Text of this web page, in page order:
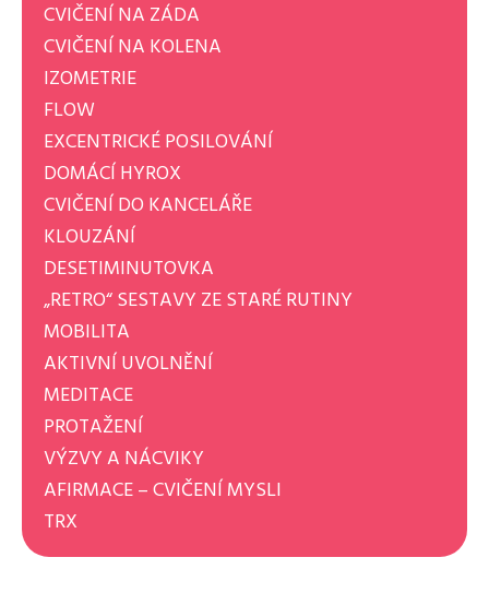
CVIČENÍ NA ZÁDA
CVIČENÍ NA KOLENA
IZOMETRIE
FLOW
EXCENTRICKÉ POSILOVÁNÍ
DOMÁCÍ HYROX
CVIČENÍ DO KANCELÁŘE
KLOUZÁNÍ
DESETIMINUTOVKA
„RETRO“ SESTAVY ZE STARÉ RUTINY
MOBILITA
AKTIVNÍ UVOLNĚNÍ
MEDITACE
PROTAŽENÍ
VÝZVY A NÁCVIKY
AFIRMACE – CVIČENÍ MYSLI
TRX